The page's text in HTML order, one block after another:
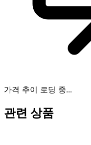
가격 추이 로딩 중...
관련 상품